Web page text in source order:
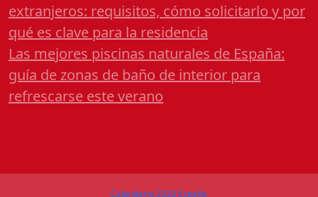
extranjeros: requisitos, cómo solicitarlo y por
qué es clave para la residencia
Las mejores piscinas naturales de España:
guía de zonas de baño de interior para
refrescarse este verano
Calendario 2026 España